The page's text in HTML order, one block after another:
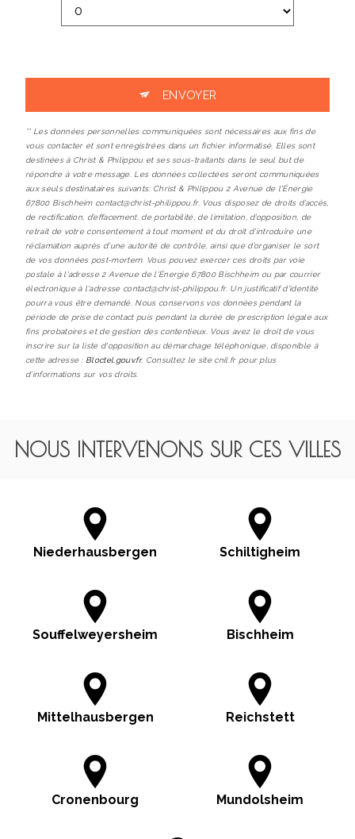
ENVOYER
** Les données personnelles communiquées sont nécessaires aux fins de
vous contacter et sont enregistrées dans un fichier informatisé. Elles sont
destinées à Christ & Philippou et ses sous-traitants dans le seul but de
répondre à votre message. Les données collectées seront communiquées
aux seuls destinataires suivants: Christ & Philippou 2 Avenue de l'Énergie
67800 Bischheim contact@christ-philippou.fr. Vous disposez de droits d’accès,
de rectification, d’effacement, de portabilité, de limitation, d’opposition, de
retrait de votre consentement à tout moment et du droit d’introduire une
réclamation auprès d’une autorité de contrôle, ainsi que d’organiser le sort
de vos données post-mortem. Vous pouvez exercer ces droits par voie
postale à l'adresse 2 Avenue de l'Énergie 67800 Bischheim ou par courrier
électronique à l'adresse contact@christ-philippou.fr. Un justificatif d'identité
pourra vous être demandé. Nous conservons vos données pendant la
période de prise de contact puis pendant la durée de prescription légale aux
fins probatoires et de gestion des contentieux. Vous avez le droit de vous
inscrire sur la liste d'opposition au démarchage téléphonique, disponible à
cette adresse : Bloctel.gouv.fr. Consultez le site cnil.fr pour plus
d’informations sur vos droits.
NOUS INTERVENONS SUR CES VILLES
Niederhausbergen Schiltigheim
Souffelweyersheim Bischheim
Mittelhausbergen Reichstett
Cronenbourg Mundolsheim